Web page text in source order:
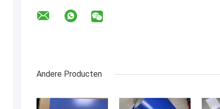
Andere Producten